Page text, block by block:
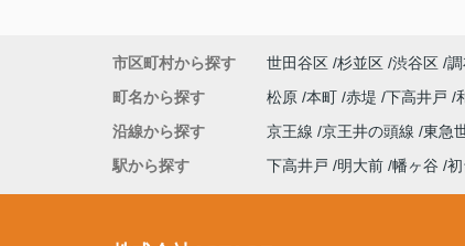
市区町村から探す 世田谷区 杉並区 渋谷区
町名から探す
松原 本町 赤堤 下高井戸
沿線から探す
京王線 京王井の頭線 東急
駅から探す
下高井戸 明大前 幡ヶ谷